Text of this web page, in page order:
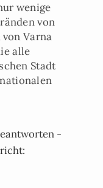
wenige
von
Varna
alle
Stadt
-